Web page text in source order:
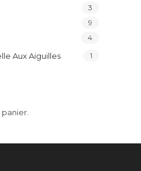
3
9
4
Aux Aiguilles 1